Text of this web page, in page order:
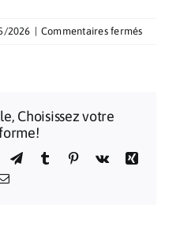
2026 Commentaires ferméssur
Choisissez votre
WhatsApp
TelegramTumblr Pinterest
Vk
Xing
Email